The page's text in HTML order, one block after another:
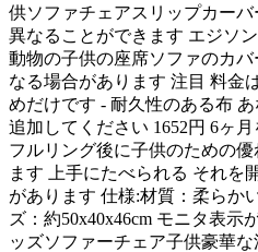
供ソファチェアスリップカー
異なることができます エジソ
動物の子供の座席ソファのカ
なる場合があります 注目 料金
めだけです - 耐久性のある布
追加してください 1652円 6ヶ
フルリング後に子供のための
ます 上手にたべられる それを
があります 仕様:材質：柔らか
ズ：約50x40x46cm モニタ表示
ッズソファーチェア子供豪華